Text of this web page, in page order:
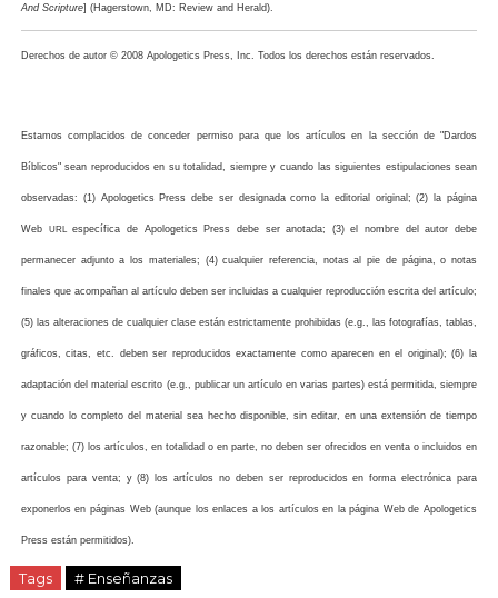
And Scripture] (Hagerstown, MD: Review and Herald).
Derechos de autor © 2008 Apologetics Press, Inc. Todos los derechos están reservados.
Estamos complacidos de conceder permiso para que los artículos en la sección de "Dardos
Bíblicos" sean reproducidos en su totalidad, siempre y cuando las siguientes estipulaciones sean
observadas: (1) Apologetics Press debe ser designada como la editorial original; (2) la página
Web URL específica de Apologetics Press debe ser anotada; (3) el nombre del autor debe
permanecer adjunto a los materiales; (4) cualquier referencia, notas al pie de página, o notas
finales que acompañan al artículo deben ser incluidas a cualquier reproducción escrita del artículo;
(5) las alteraciones de cualquier clase están estrictamente prohibidas (e.g., las fotografías, tablas,
gráficos, citas, etc. deben ser reproducidos exactamente como aparecen en el original); (6) la
adaptación del material escrito (e.g., publicar un artículo en varias partes) está permitida, siempre
y cuando lo completo del material sea hecho disponible, sin editar, en una extensión de tiempo
razonable; (7) los artículos, en totalidad o en parte, no deben ser ofrecidos en venta o incluidos en
artículos para venta; y (8) los artículos no deben ser reproducidos en forma electrónica para
exponerlos en páginas Web (aunque los enlaces a los artículos en la página Web de Apologetics
Press están permitidos).
Tags # Enseñanzas